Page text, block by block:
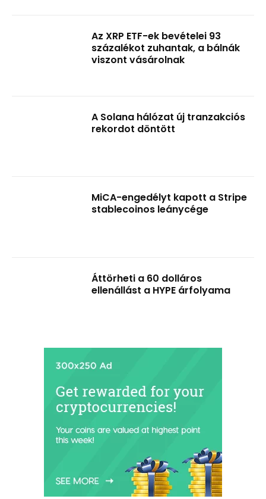
Az XRP ETF-ek bevételei 93
százalékot zuhantak, a bálnák
viszont vásárolnak
A Solana hálózat új tranzakciós
rekordot döntött
MiCA-engedélyt kapott a Stripe
stablecoinos leánycége
Áttörheti a 60 dolláros
ellenállást a HYPE árfolyama